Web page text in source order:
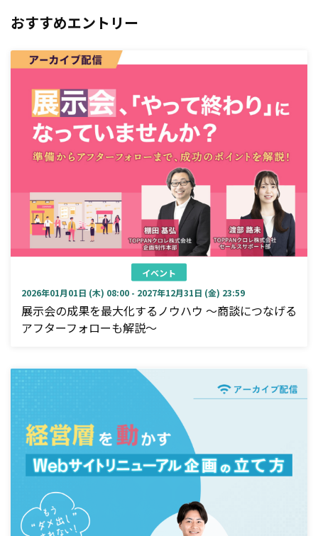
おすすめエントリー
イベント
2026年01月01日 (木) 08:00 - 2027年12月31日 (金) 23:59
展示会の成果を最大化するノウハウ ～商談につなげる
アフターフォローも解説～